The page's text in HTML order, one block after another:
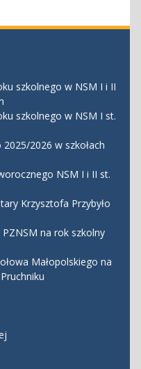
szkolnego w NSM I i II
szkolnego w NSM I st.
2026 w szkołach
NSM I i II st.
Krzysztofa Przybyło
na rok szkolny
Małopolskiego na